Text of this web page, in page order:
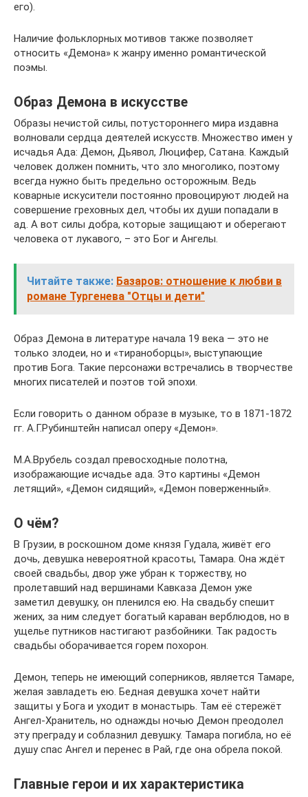
его).
Наличие фольклорных мотивов также позволяет
относить «Демона» к жанру именно романтической
поэмы.
Образ Демона в искусстве
Образы нечистой силы, потустороннего мира издавна
волновали сердца деятелей искусств. Множество имен у
исчадья Ада: Демон, Дьявол, Люцифер, Сатана. Каждый
человек должен помнить, что зло многолико, поэтому
всегда нужно быть предельно осторожным. Ведь
коварные искусители постоянно провоцируют людей на
совершение греховных дел, чтобы их души попадали в
ад. А вот силы добра, которые защищают и оберегают
человека от лукавого, – это Бог и Ангелы.
Читайте также: Базаров: отношение к любви в
романе Тургенева "Отцы и дети"
Образ Демона в литературе начала 19 века — это не
только злодеи, но и «тираноборцы», выступающие
против Бога. Такие персонажи встречались в творчестве
многих писателей и поэтов той эпохи.
Если говорить о данном образе в музыке, то в 1871-1872
гг. А.Г.Рубинштейн написал оперу «Демон».
М.А.Врубель создал превосходные полотна,
изображающие исчадье ада. Это картины «Демон
летящий», «Демон сидящий», «Демон поверженный».
О чём?
В Грузии, в роскошном доме князя Гудала, живёт его
дочь, девушка невероятной красоты, Тамара. Она ждёт
своей свадьбы, двор уже убран к торжеству, но
пролетавший над вершинами Кавказа Демон уже
заметил девушку, он пленился ею. На свадьбу спешит
жених, за ним следует богатый караван верблюдов, но в
ущелье путников настигают разбойники. Так радость
свадьбы оборачивается горем похорон.
Демон, теперь не имеющий соперников, является Тамаре,
желая завладеть ею. Бедная девушка хочет найти
защиты у Бога и уходит в монастырь. Там её стережёт
Ангел-Хранитель, но однажды ночью Демон преодолел
эту преграду и соблазнил девушку. Тамара погибла, но её
душу спас Ангел и перенес в Рай, где она обрела покой.
Главные герои и их характеристика